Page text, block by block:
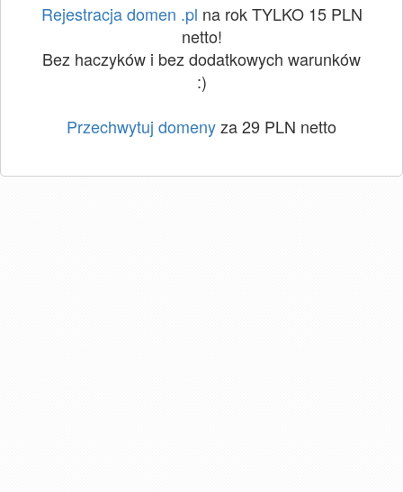
Rejestracja domen .pl na rok TYLKO 15 PLN
netto!
Bez haczyków i bez dodatkowych warunków
:)
Przechwytuj domenyza 29 PLN netto